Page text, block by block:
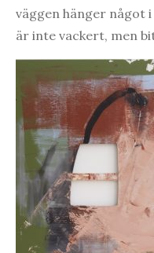
väggen hänger något
är inte vackert, men